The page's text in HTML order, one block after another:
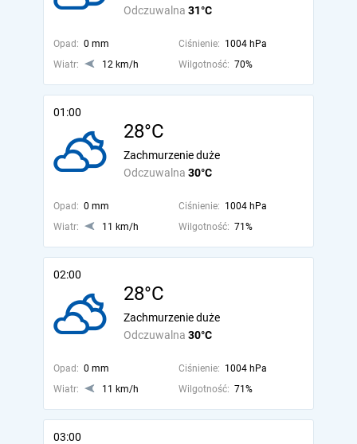
Odczuwalna 31°C
Opad: 0 mm Ciśnienie: 1004 hPa
Wiatr:
12 km/h Wilgotność: 70%
01:00
28°C
Odczuwalna 30°C
Zachmurzenie duże
Opad: 0 mm Ciśnienie: 1004 hPa
Wiatr:
11 km/h Wilgotność: 71%
02:00
28°C
Odczuwalna 30°C
Zachmurzenie duże
Opad: 0 mm Ciśnienie: 1004 hPa
Wiatr:
11 km/h Wilgotność: 71%
03:00